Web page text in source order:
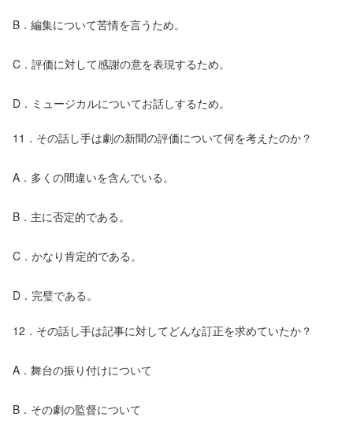
B．編集について苦情を言うため。
C．評価に対して感謝の意を表現するため。
D．ミュージカルについてお話しするため。
11．その話し手は劇の新聞の評価について何を考えたのか？
A．多くの間違いを含んでいる。
B．主に否定的である。
C．かなり肯定的である。
D．完璧である。
12．その話し手は記事に対してどんな訂正を求めていたか？
A．舞台の振り付けについて
B．その劇の監督について